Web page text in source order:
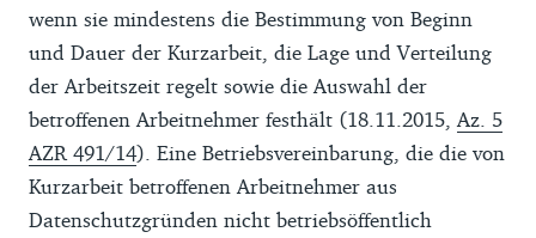
wenn sie mindestens die Bestimmung von Beginn
und Dauer der Kurzarbeit, die Lage und Verteilung
der Arbeitszeit regelt sowie die Auswahl der
betroffenen Arbeitnehmer festhält (18.11.2015, Az. 5
AZR 491/14). Eine Betriebsvereinbarung, die die von
Kurzarbeit betroffenen Arbeitnehmer aus
Datenschutzgründen nicht betriebsöffentlich